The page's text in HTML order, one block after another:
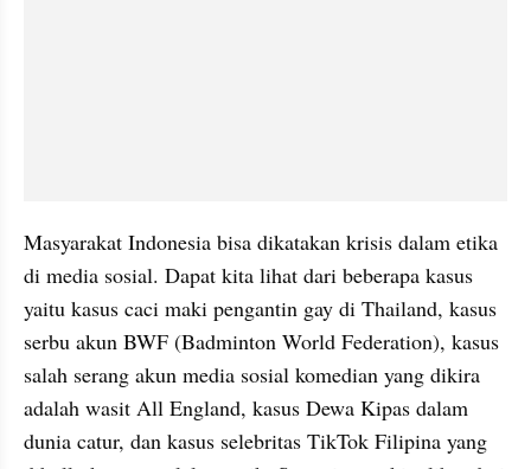
Masyarakat Indonesia bisa dikatakan krisis dalam etika
di media sosial. Dapat kita lihat dari beberapa kasus
yaitu kasus caci maki pengantin gay di Thailand, kasus
serbu akun BWF (Badminton World Federation), kasus
salah serang akun media sosial komedian yang dikira
adalah wasit All England, kasus Dewa Kipas dalam
dunia catur, dan kasus selebritas TikTok Filipina yang